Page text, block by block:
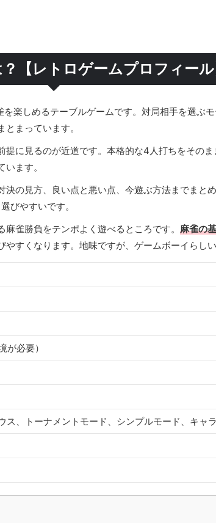
【レトロゲームプロフィール
楽しめるテーブルゲームです。対局相手を選ぶ
まっています。
提に見るのが近道です。本格的な4人打ちをその
ます。
の見方、良い点と悪い点、今遊ぶ方法までまと
びやすいです。
雀勝負をテンポよく遊べるところです。 麻雀の
すくなります。地味ですが、ゲームボーイらしい
が必要）
ス、トーナメントモード、シンプルモード、キャ